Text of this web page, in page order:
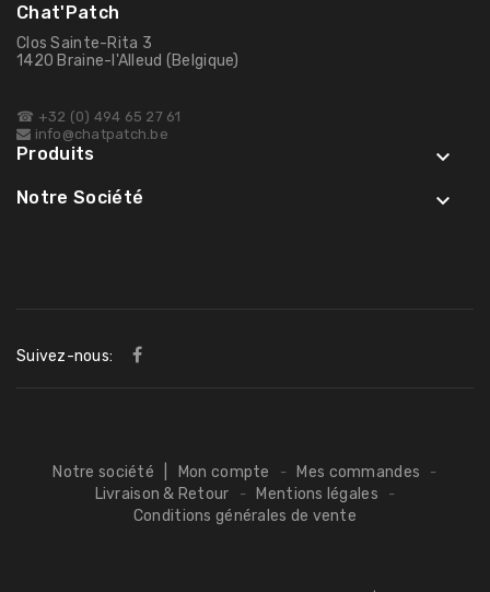
Chat'Patch
Clos Sainte-Rita 3
1420 Braine-l'Alleud (Belgique)
☎ +32 (0) 494 65 27 61
info@chatpatch.be
Produits 
Notre Société 
Suivez-nous:
Notre société Mon compte - Mes commandes -
Livraison & Retour - Mentions légales -
Conditions générales de vente